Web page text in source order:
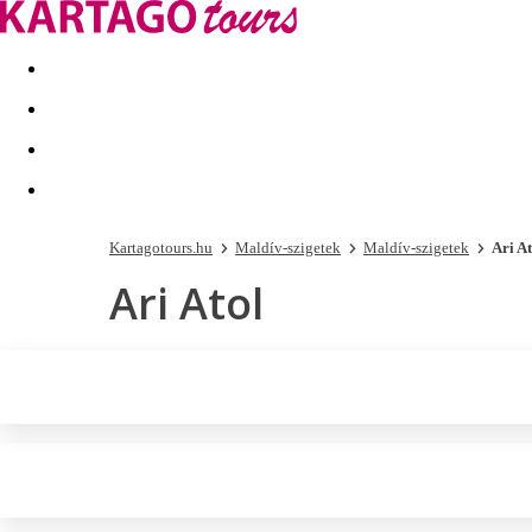
Kapcsolat Nyár 2026 Last Minute
Kartagotours.hu Maldív-szigetek Maldív-szigetek Ari
Ari Atol